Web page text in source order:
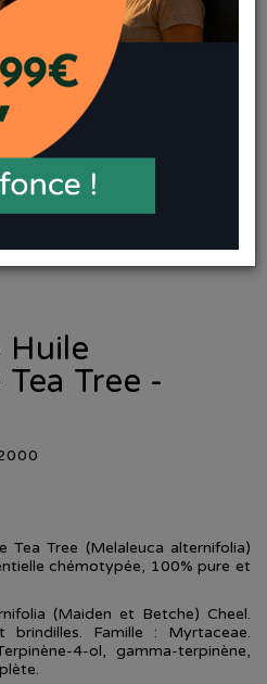
Tree -
Tea Tree (Melaleuca alternifolia)
chémotypée, 100% pure et
(Maiden et Betche) Cheel.
Famille : Myrtaceae.
4-ol, gamma-terpinène,